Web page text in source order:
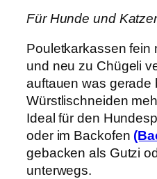
Für Hunde und
Pouletkarkassen fein
und neu zu Chügeli
auftauen was gerade
Würstlischneiden
Ideal für den
oder im Backofen
gebacken als Gutzi
unterwegs.